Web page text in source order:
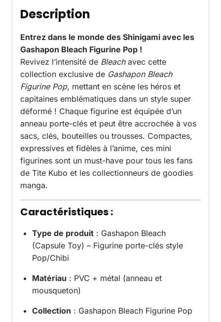
Description
Entrez dans le monde des Shinigami avec les
Gashapon Bleach Figurine Pop !
Revivez l’intensité de Bleachavec cette
collection exclusive de Gashapon Bleach
Figurine Pop, mettant en scène les héros et
capitaines emblématiques dans un style super
déformé ! Chaque figurine est équipée d’un
anneau porte-clés et peut être accrochée à vos
sacs, clés, bouteilles ou trousses. Compactes,
expressives et fidèles à l’anime, ces mini
figurines sont un must-have pour tous les fans
de Tite Kubo et les collectionneurs de goodies
manga.
Caractéristiques :
Type de produit : Gashapon Bleach
(Capsule Toy) – Figurine porte-clés style
Pop/Chibi
Matériau : PVC + métal (anneau et
mousqueton)
Collection : Gashapon Bleach Figurine Pop